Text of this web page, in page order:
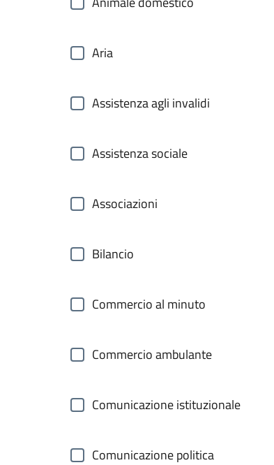
Aria
Assistenza agli invalidi
Assistenza sociale
Associazioni
Bilancio
Commercio al minuto
Commercio ambulante
Comunicazione istituzionale
Comunicazione politica